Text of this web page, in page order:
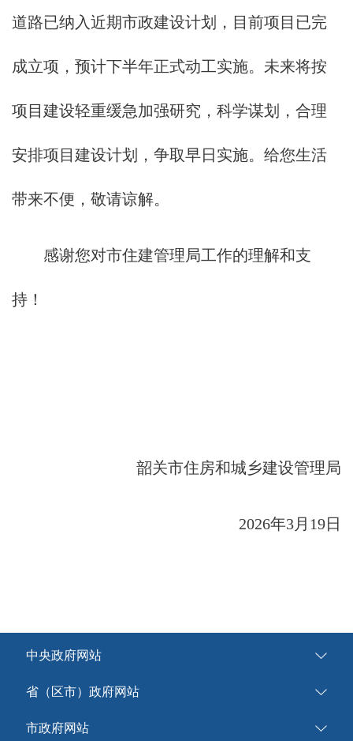
道路已纳入近期市政建设计划，目前项目已完
成立项，预计下半年正式动工实施。未来将按
项目建设轻重缓急加强研究，科学谋划，合理
安排项目建设计划，争取早日实施。给您生活
带来不便，敬请谅解。
感谢您对市住建管理局工作的理解和支
持！
韶关市住房和城乡建设管理局
2026年3月19日
中央政府网站
省（区市）政府网站
市政府网站